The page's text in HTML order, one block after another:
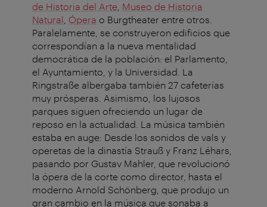
de Historia del Arte Museo de Historia
Natural Ópera o Burgtheater entre otros.
Paralelamente, se construyeron edificios que
correspondían a la nueva mentalidad
democrática de la población: el Parlamento,
el Ayuntamiento, y la Universidad. La
Ringstraße albergaba también 27 cafeterías
muy prósperas. Asimismo, los lujosos
parques siguen ofreciendo un lugar de
reposo en la actualidad. La música también
estaba en auge: Desde los sonidos de vals y
operetas de la dinastía Strauß y Franz Léhars,
pasando por Gustav Mahler, que revolucionó
la ópera de la corte como director, hasta el
moderno Arnold Schönberg, que produjo un
gran cambio en la música que sonaba a